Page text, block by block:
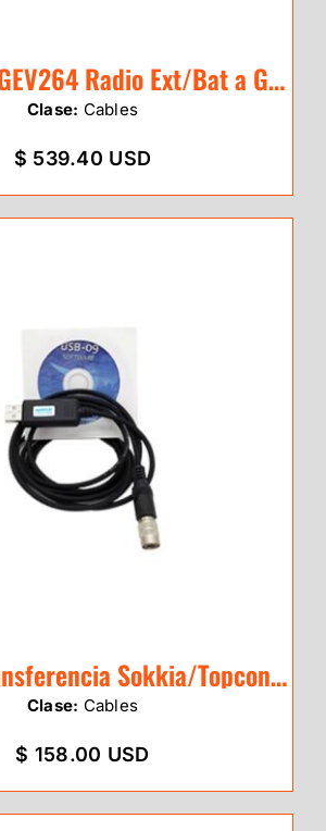
Cable Leica GEV264 Radio Ext/Bat a GNSS
Clase: Cables
$ 539.40 USD
Cable de Transferencia Sokkia/Topcon CX-
Clase: Cables
$ 158.00 USD